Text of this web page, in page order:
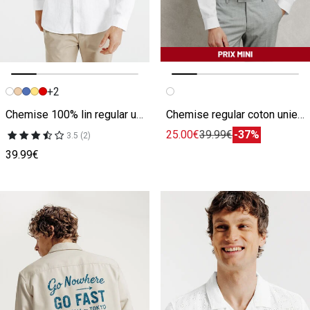
Image précédente
Image suivante
+2
Chemise 100% lin regular unie
3.5 (2)
39.99€
Image précédente
Image suivante
Chemise regular coton unie col mao ouvert
25.00€39.99€-37%